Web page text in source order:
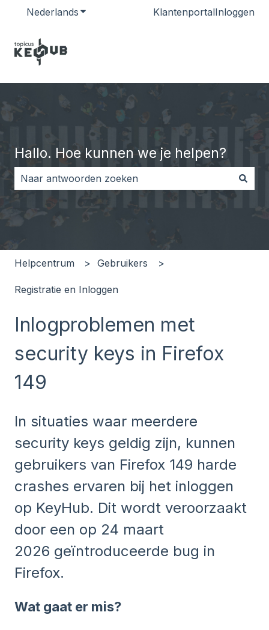
Nederlands Submenu tonen voor vertalingen
KlantenportalInloggen
Hallo. Hoe kunnen we je helpen?
Er zijn geen suggesties want het zoekveld is leeg.
Helpcentrum Gebruikers
Registratie en Inloggen
Inlogproblemen met
security keys in Firefox
149
In situaties waar meerdere
security keys geldig zijn, kunnen
gebruikers van Firefox 149 harde
crashes ervaren bij het inloggen
op KeyHub. Dit wordt veroorzaakt
door een op 24 maart
2026 geïntroduceerde bug in
Firefox.
Wat gaat er mis?